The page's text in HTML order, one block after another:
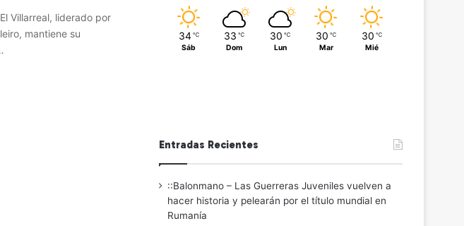
Villarreal, liderado por
mantiene su
34 ℃
Sáb
33 ℃
Dom
30 ℃
Lun
30 ℃
Mar
30 ℃
Mié
Entradas Recientes
::Balonmano – Las Guerreras Juveniles vuelven a
hacer historia y pelearán por el título mundial en
Rumanía